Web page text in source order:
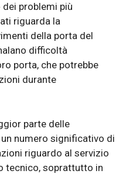
problemi più
riguarda la
della porta del
difficoltà
porta, che potrebbe
durante
parte delle
numero significativo di
riguardo al servizio
tecnico, soprattutto in